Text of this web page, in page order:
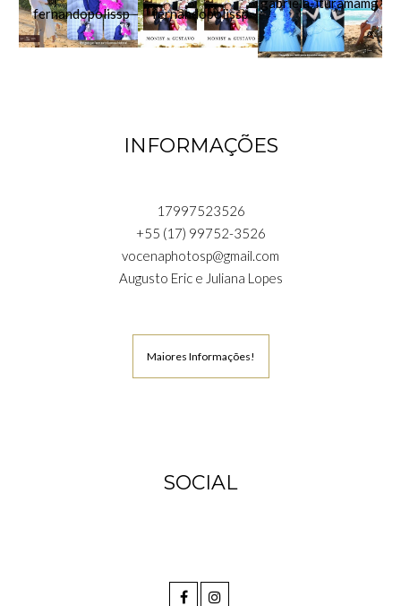
INFORMAÇÕES
17997523526
+55 (17) 99752-3526
vocenaphotosp@gmail.com
Augusto Eric e Juliana Lopes
Maiores Informações!
SOCIAL